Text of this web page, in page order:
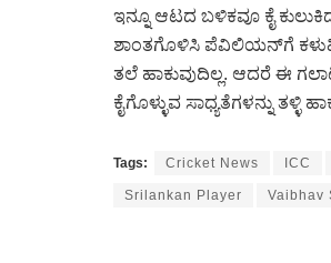
ಇನ್ನೂ ಆಟದ ಬಳಿಕವೂ ಕೈ
ಶಾಂತಗೊಳಿಸಿ ಪೆವಿಲಿಯನ್‌ಗೆ
ತಲೆ ಹಾಕುವುದಿಲ್ಲ. ಆದರೆ ಈ
ಕೈಗೊಳ್ಳುವ ಸಾಧ್ಯತೆಗಳನ್ನು ತಳ್ಳಿ
Tags: Cricket News ICC
Srilankan Player Vaibhav